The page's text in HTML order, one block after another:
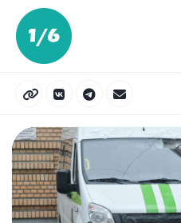
Перейти
содержанию